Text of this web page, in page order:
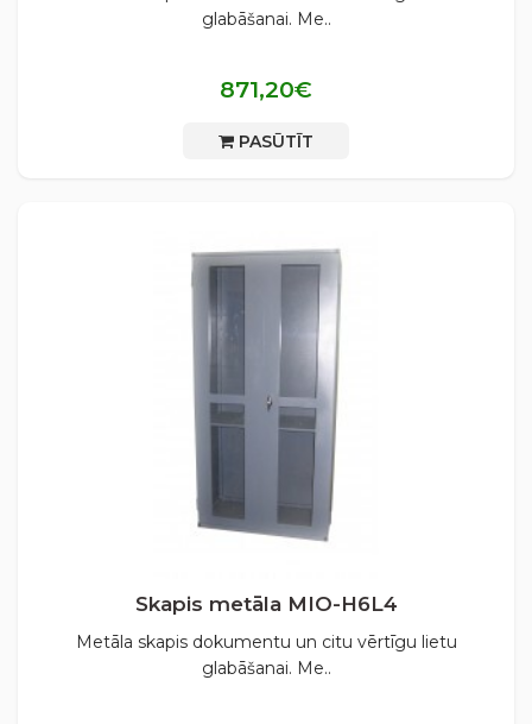
glabāšanai. Me..
871,20€
PASŪTĪT
Skapis metāla MIO-H6L4
Metāla skapis dokumentu un citu vērtīgu lietu
glabāšanai. Me..